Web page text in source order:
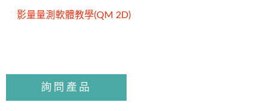
影量量測軟體教學(QM 2D)
詢問產品